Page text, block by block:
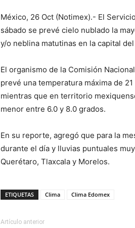
México, 26 Oct (Notimex).- El
sábado se prevé cielo nublado la
y/o neblina matutinas en la capital
El organismo de la Comisión
prevé una temperatura máxima de
mientras que en territorio
menor entre 6.0 y 8.0 grados.
En su reporte, agregó que para la
durante el día y lluvias puntuales
Querétaro, Tlaxcala y Morelos.
ETIQUETAS Clima Clima Edomex
Artículo anterior